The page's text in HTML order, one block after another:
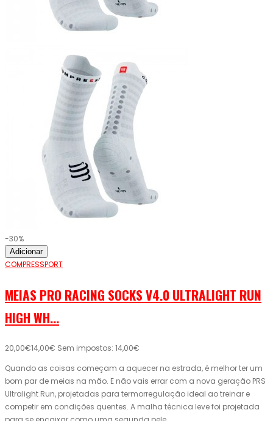
-30%
Adicionar
COMPRESSPORT
MEIAS PRO RACING SOCKS V4.0 ULTRALIGHT RUN
HIGH WH...
20,00€14,00€ Sem impostos: 14,00€
Quando as coisas começam a aquecer na estrada, é melhor ter um
bom par de meias na mão. E não vais errar com a nova geração PRS
Ultralight Run, projetadas para termorregulação ideal ao treinar e
competir em condições quentes. A malha técnica leve foi projetada